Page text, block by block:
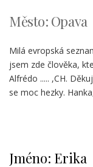
Město: Opava
Milá evropská
jsem zde člověka,
Alfrédo ..... ,CH.
se moc hezky.
Jméno: Erika